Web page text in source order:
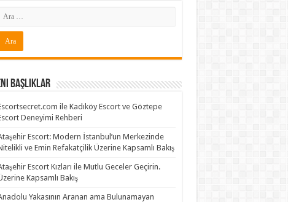
Başlıklar
ile Kadıköy Escort ve Göztepe
Deneyimi Rehberi
Escort: Modern İstanbul’un Merkezinde
ve Emin Refakatçilik Üzerine Kapsamlı Bakış
Escort Kızları ile Mutlu Geceler Geçirin.
Kapsamlı Bakış
Yakasının Aranan ama Bulunamayan